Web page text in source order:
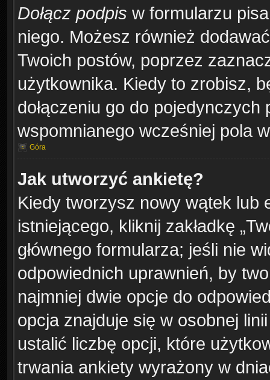
Dołącz podpis w formularzu
niego. Możesz również
Twoich postów, poprzez
użytkownika. Kiedy to zrobisz,
dołączeniu go do
wspomnianego wcześniej pola
Góra
Jak utworzyć ankietę?
Kiedy tworzysz nowy wątek lub
istniejącego, kliknij zakładkę
głównego formularza; jeśli nie
odpowiednich uprawnień, by
najmniej dwie opcje do
opcja znajduje się w osobnej
ustalić liczbę opcji, które
trwania ankiety wyrażony w